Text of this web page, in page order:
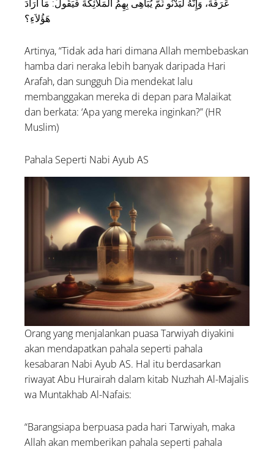
عَرَفَةَ، وَإِنَّهُ لَيَدْنُو ثُمَّ يُبَاهِى بِهِمُ الْمَلاَئِكَةَ فَيَقُولُ: مَا أَرَادَ
هَؤُلاَءِ؟
Artinya, “Tidak ada hari dimana Allah membebaskan
hamba dari neraka lebih banyak daripada Hari
Arafah, dan sungguh Dia mendekat lalu
membanggakan mereka di depan para Malaikat
dan berkata: ‘Apa yang mereka inginkan?” (HR
Muslim)
Pahala Seperti Nabi Ayub AS
Orang yang menjalankan puasa Tarwiyah diyakini
akan mendapatkan pahala seperti pahala
kesabaran Nabi Ayub AS. Hal itu berdasarkan
riwayat Abu Hurairah dalam kitab Nuzhah Al-Majalis
wa Muntakhab Al-Nafais:
“Barangsiapa berpuasa pada hari Tarwiyah, maka
Allah akan memberikan pahala seperti pahala